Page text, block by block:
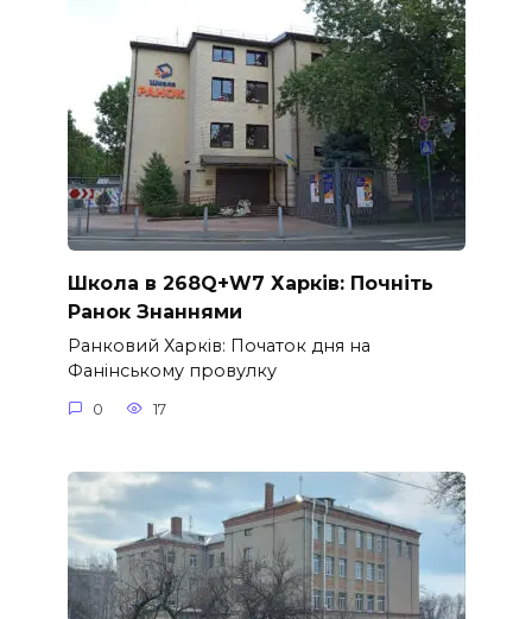
Школа в 268Q+W7 Харків: Почніть
Ранок Знаннями
Ранковий Харків: Початок дня на
Фанінському провулку
0 17